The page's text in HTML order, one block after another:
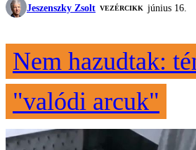
Jeszenszky Zsolt VEZÉRCIKK június 16.
Nem hazudtak:
"valódi arcuk"